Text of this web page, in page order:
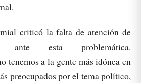
criticó la falta de atención de
ante esta problemática.
tenemos a la gente más idónea en
preocupados por el tema político,